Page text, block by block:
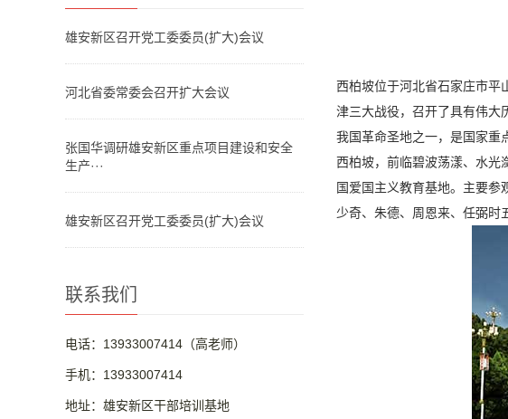
雄安新区召开党工委委员(扩大)会议
河北省委常委会召开扩大会议
张国华调研雄安新区重点项目建设和安全
生产···
雄安新区召开党工委委员(扩大)会议
联系我们
电话：13933007414（高老师）
手机：13933007414
地址：雄安新区干部培训基地
西柏坡位于河北省石家庄市平
津三大战役，召开了具有伟大
我国革命圣地之一，是国家重
西柏坡，前临碧波荡漾、水光
国爱国主义教育基地。主要参
少奇、朱德、周恩来、任弼时